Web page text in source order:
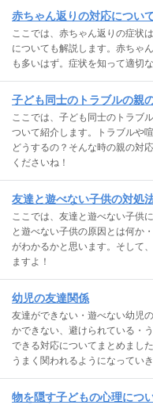
赤ちゃん返りの対応につい
ここでは、赤ちゃん返りの症状
についても解説します。赤ちゃ
も多いはず。症状を知って適切
子ども同士のトラブルの親
ここでは、子ども同士のトラブ
ついて紹介します。トラブルや
どうするの？そんな時の親の対
くださいね！
友達と遊べない子供の対処
ここでは、友達と遊べない子供
と遊べない子供の原因とは何か
がわかるかと思います。そして
ますよ！
幼児の友達関係
友達ができない・遊べない幼児
かできない、避けられている・
できる対応についてまとめまし
うまく関われるようになってい
物を隠す子どもの心理につ